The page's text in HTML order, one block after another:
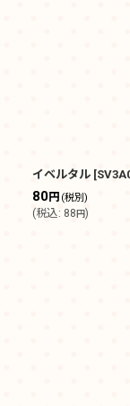
イベルタル [
80円 (税別)
(税込: 88円)